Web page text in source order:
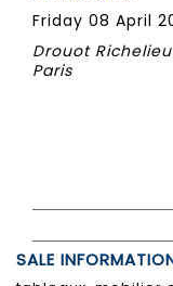
Friday 08 April
Drouot
Paris
SALE